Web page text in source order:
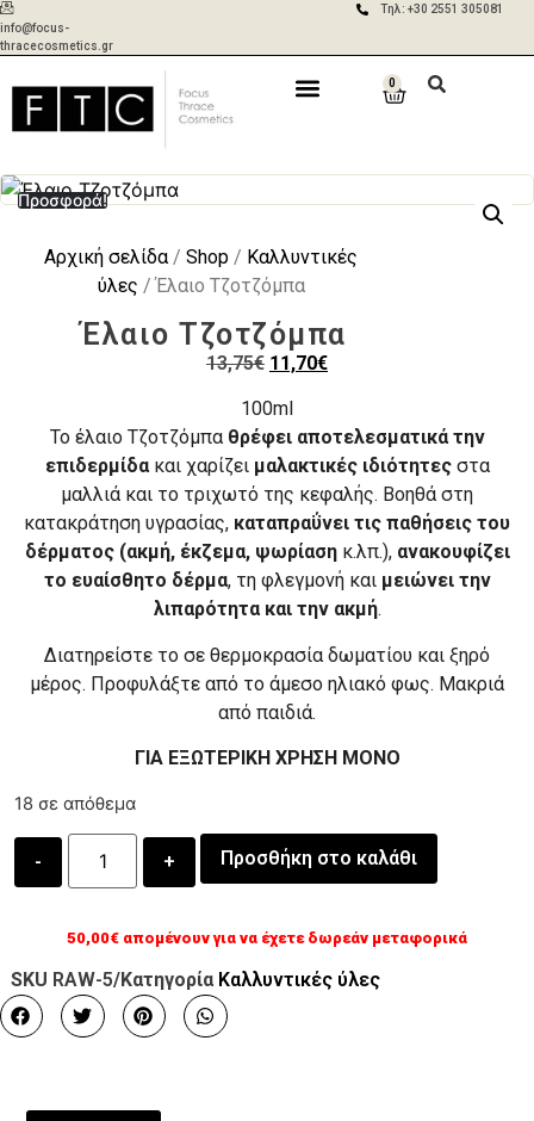
info@focus-
thracecosmetics.gr
μεταφορικά για
Aποστολές σε 2-
Τηλ: +30 2551 305081
0
Προσφορά!
Αρχική σελίδα/ Shop / Καλλυντικές
ύλες / Έλαιο Τζοτζόμπα
Έλαιο Τζοτζόμπα
13,75€ 11,70€
100ml
Το έλαιο Τζοτζόμπα θρέφει αποτελεσματικά την
επιδερμίδακαι χαρίζει μαλακτικές ιδιότητεςστα
μαλλιά και το τριχωτό της κεφαλής. Βοηθά στη
κατακράτηση υγρασίας, καταπραΰνει τις παθήσεις του
δέρματος (ακμή, έκζεμα, ψωρίασηκ.λπ.), ανακουφίζει
το ευαίσθητο δέρμα, τη φλεγμονή και μειώνει την
λιπαρότητα και την ακμή.
Διατηρείστε το σε θερμοκρασία δωματίου και ξηρό
μέρος. Προφυλάξτε από το άμεσο ηλιακό φως. Μακριά
από παιδιά.
ΓΙΑ ΕΞΩΤΕΡΙΚΗ ΧΡΗΣΗ ΜΟΝΟ
18 σε απόθεμα
Προσθήκη στο καλάθι
50,00€ απομένουν για να έχετε δωρεάν μεταφορικά
SKU RAW-5/Κατηγορία Καλλυντικές ύλες